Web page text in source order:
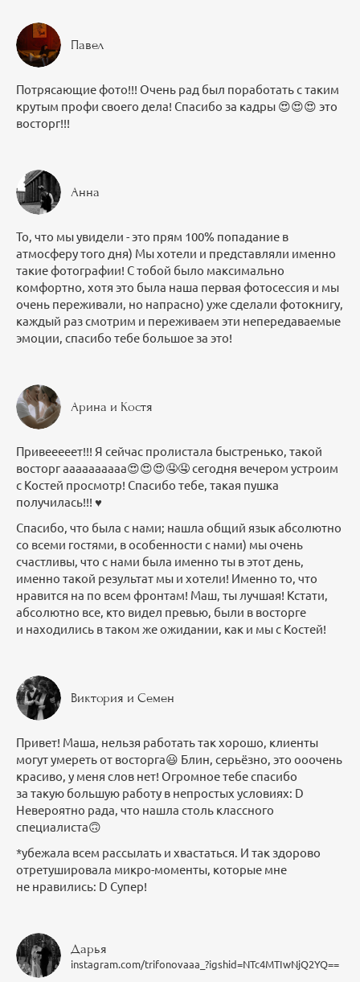
Павел
Потрясающие фото!!! Очень рад был поработать с таким
крутым профи своего дела! Спасибо за кадры 😍😍😍 это
восторг!!!
Анна
То, что мы увидели - это прям 100% попадание в
атмосферу того дня) Мы хотели и представляли именно
такие фотографии! С тобой было максимально
комфортно, хотя это была наша первая фотосессия и мы
очень переживали, но напрасно) уже сделали фотокнигу,
каждый раз смотрим и переживаем эти непередаваемые
эмоции, спасибо тебе большое за это!
Арина и Костя
Привееееет!!! Я сейчас пролистала быстренько, такой
восторг аааааааааа😍😍😍🤤🤤 сегодня вечером устроим
с Костей просмотр! Спасибо тебе, такая пушка
получилась!!! ♥️
Спасибо, что была с нами; нашла общий язык абсолютно
со всеми гостями, в особенности с нами) мы очень
счастливы, что с нами была именно ты в этот день,
именно такой результат мы и хотели! Именно то, что
нравится на по всем фронтам! Маш, ты лучшая! Кстати,
абсолютно все, кто видел превью, были в восторге
и находились в таком же ожидании, как и мы с Костей!
Виктория и Семен
Привет! Маша, нельзя работать так хорошо, клиенты
могут умереть от восторга😃 Блин, серьёзно, это ооочень
красиво, у меня слов нет! Огромное тебе спасибо
за такую большую работу в непростых условиях: D
Невероятно рада, что нашла столь классного
специалиста🙃
*убежала всем рассылать и хвастаться. И так здорово
отретушировала микро-моменты, которые мне
не нравились: D Супер!
Дарья
instagram.com/trifonovaaa_?igshid=NTc4MTIwNjQ2YQ==